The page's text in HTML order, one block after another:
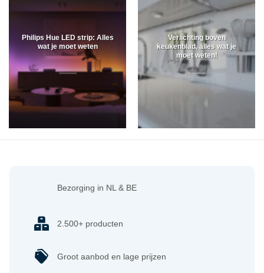
Philips Hue LED strip: Alles
wat je moet weten
Verlichting boven
keukenblad, alles wat je
moet weten!
Bezorging in NL & BE
2.500+ producten
Groot aanbod en lage prijzen